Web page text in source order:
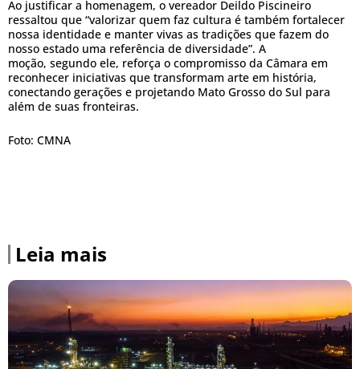
Ao justificar a homenagem, o vereador Deildo Piscineiro
ressaltou que “valorizar quem faz cultura é também fortalecer
nossa identidade e manter vivas as tradições que fazem do
nosso estado uma referência de diversidade”. A
moção, segundo ele, reforça o compromisso da Câmara em
reconhecer iniciativas que transformam arte em história,
conectando gerações e projetando Mato Grosso do Sul para
além de suas fronteiras.
Foto: CMNA
Leia mais